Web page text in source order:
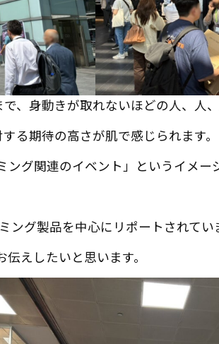
、身動きが取れないほどの人、人、
る期待の高さが肌で感じられます。
グ関連のイベント」というイメー
グ製品を中心にリポートされてい
えしたいと思います。